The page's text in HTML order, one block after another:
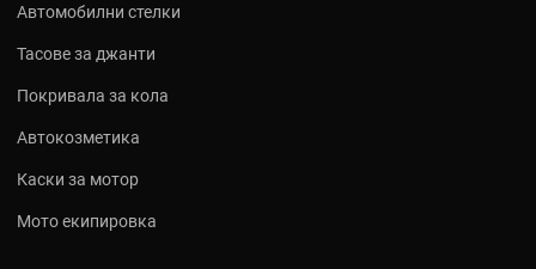
Автомобилни стелки
Тасове за джанти
Покривала за кола
Автокозметика
Каски за мотор
Мото екипировка